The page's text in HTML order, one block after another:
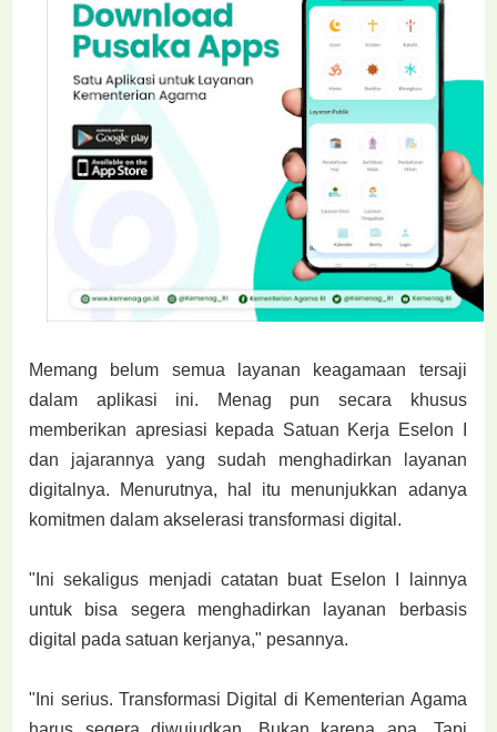
Memang belum semua layanan keagamaan tersaji
dalam aplikasi ini. Menag pun secara khusus
memberikan apresiasi kepada Satuan Kerja Eselon I
dan jajarannya yang sudah menghadirkan layanan
digitalnya. Menurutnya, hal itu menunjukkan adanya
komitmen dalam akselerasi transformasi digital.
"Ini sekaligus menjadi catatan buat Eselon I lainnya
untuk bisa segera menghadirkan layanan berbasis
digital pada satuan kerjanya," pesannya.
"Ini serius. Transformasi Digital di Kementerian Agama